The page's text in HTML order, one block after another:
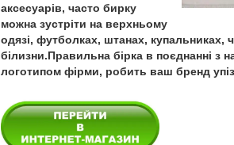
аксесуарів, часто бирку
можна зустріти на верхньому
одязі, футболках, штанах, купальниках,
білизни.Правильна бірка в поєднанні з
логотипом фірми, робить ваш бренд